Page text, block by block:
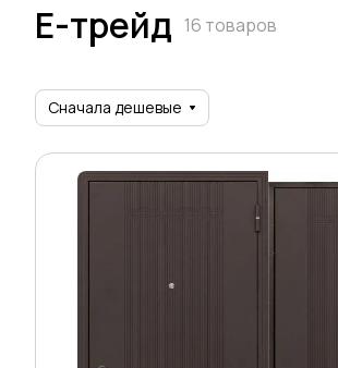
Е-трейд 16 товаров
Сначала дешевые